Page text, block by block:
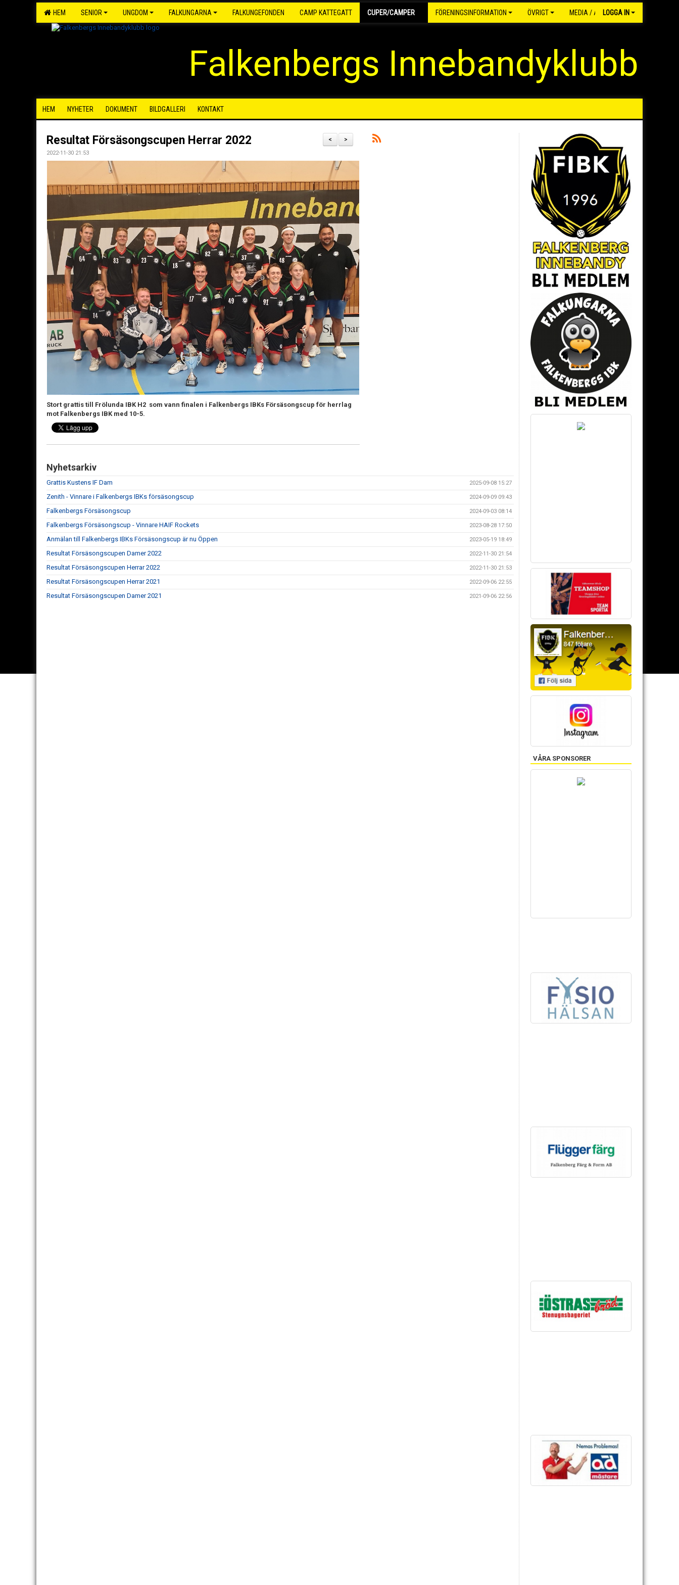
HEM SENIOR UNGDOM FALKUNGARNA FALKUNGEFONDEN CAMP KATTEGATT CUPER/CAMPER FÖRENINGSINFORMATION ÖVRIGT MEDIA / ARKIVLOGGA IN
Falkenbergs Innebandyklubb
HEM NYHETER DOKUMENT BILDGALLERI KONTAKT
>
<
Resultat Försäsongscupen Herrar 2022
2022-11-30 21:53
Stort grattis till Frölunda IBK H2 som vann finalen i Falkenbergs IBKs Försäsongscup för herrlag
mot Falkenbergs IBK med 10-5.
Nyhetsarkiv
Grattis Kustens IF Dam 2025-09-08 15:27
Zenith - Vinnare i Falkenbergs IBKs försäsongscup 2024-09-09 09:43
Falkenbergs Försäsongscup 2024-09-03 08:14
Falkenbergs Försäsongscup - Vinnare HAIF Rockets 2023-08-28 17:50
Anmälan till Falkenbergs IBKs Försäsongscup är nu Öppen 2023-05-19 18:49
Resultat Försäsongscupen Damer 2022 2022-11-30 21:54
Resultat Försäsongscupen Herrar 2022 2022-11-30 21:53
Resultat Försäsongscupen Herrar 2021 2022-09-06 22:55
Resultat Försäsongscupen Damer 2021 2021-09-06 22:56
VÅRA SPONSORER